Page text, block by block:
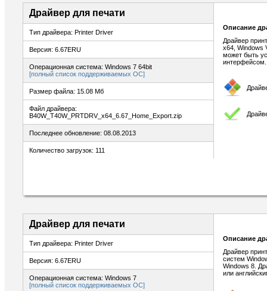
Драйвер для печати
Тип драйвера: Printer Driver
Версия: 6.67ERU
Операционная система: Windows 7 64bit
[полный список поддерживаемых ОС]
Размер файла: 15.08 Мб
Файл драйвера:
B40W_T40W_PRTDRV_x64_6.67_Home_Export.zip
Последнее обновление: 08.08.2013
Количество загрузок: 111
Описание
Драйвер
x64, Windows
может быть
интерфейсом.
Драйвер для печати
Тип драйвера: Printer Driver
Версия: 6.67ERU
Операционная система: Windows 7
[полный список поддерживаемых ОС]
Описание
Драйвер
систем
Windows 8.
или